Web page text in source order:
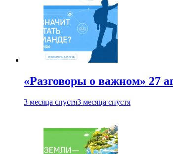
«Разговоры о важном» 27
3 месяца спустя3 месяца спустя